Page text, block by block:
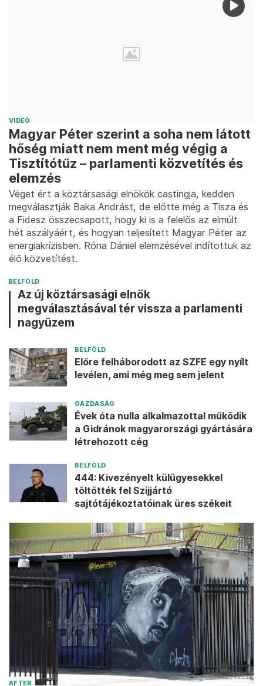
VIDEÓ
Magyar Péter szerint a soha nem látott
hőség miatt nem ment még végig a
Tisztítótűz – parlamenti közvetítés és
elemzés
Véget ért a köztársasági elnökök castingja, kedden
megválasztják Baka Andrást, de előtte még a Tisza és
a Fidesz összecsapott, hogy ki is a felelős az elmúlt
hét aszályáért, és hogyan teljesített Magyar Péter az
energiakrízisben. Róna Dániel elemzésével indítottuk az
élő közvetítést.
BELFÖLD
Az új köztársasági elnök
megválasztásával tér vissza a parlamenti
nagyüzem
BELFÖLD
Előre felháborodott az SZFE egy nyílt
levélen, ami még meg sem jelent
GAZDASÁG
Évek óta nulla alkalmazottal működik
a Gidránok magyarországi gyártására
létrehozott cég
BELFÖLD
444: Kivezényelt külügyesekkel
töltötték fel Szijjártó
sajtótájékoztatóinak üres székeit
AFTER